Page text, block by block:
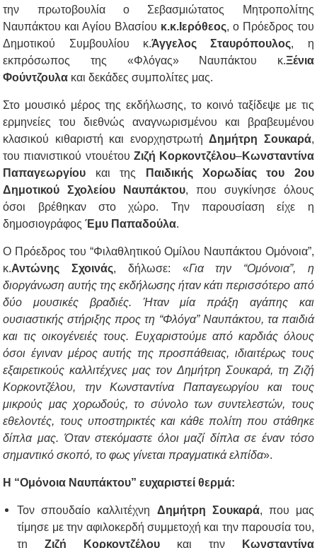
την πρωτοβουλία ο Σεβασμιώτατος Μητροπολίτης
Ναυπάκτου και Αγίου Βλασίου κ.κ.Ιερόθεος, ο Πρόεδρος του
Δημοτικού Συμβουλίου κ.Άγγελος Σταυρόπουλος, η
εκπρόσωπος της «Φλόγας» Ναυπάκτου κ.Ξένια
Φούντζουλα και δεκάδες συμπολίτες μας.
Στο μουσικό μέρος της εκδήλωσης, το κοινό ταξίδεψε με τις
ερμηνείες του διεθνώς αναγνωρισμένου και βραβευμένου
κλασικού κιθαριστή και ενορχηστρωτήΔημήτρη Σουκαρά,
του πιανιστικού ντουέτου Ζιζή Κορκοντζέλου–Κωνσταντίνα
Παπαγεωργίου και της
Παιδικής Χορωδίας του 2ου
Δημοτικού Σχολείου Ναυπάκτου, που συγκίνησε όλους
όσοι βρέθηκαν στο χώρο. Την παρουσίαση είχε η
δημοσιογράφοςΈμυ Παπαδούλα.
Ο Πρόεδρος του “Φιλαθλητικού Ομίλου Ναυπάκτου Ομόνοια”,
κ.Αντώνης Σχοινάς, δήλωσε: «Για την “Ομόνοια”, η
διοργάνωση αυτής της εκδήλωσης ήταν κάτι περισσότερο από
δύο μουσικές βραδιές. Ήταν μία πράξη αγάπης και
ουσιαστικής στήριξης προς τη “Φλόγα” Ναυπάκτου, τα παιδιά
και τις οικογένειές τους. Ευχαριστούμε από καρδιάς όλους
όσοι έγιναν μέρος αυτής της προσπάθειας, ιδιαιτέρως τους
εξαιρετικούς καλλιτέχνες μας τον Δημήτρη Σουκαρά, τη Ζιζή
Κορκοντζέλου, την Κωνσταντίνα Παπαγεωργίου και τους
μικρούς μας χορωδούς, το σύνολο των συντελεστών, τους
εθελοντές, τους υποστηρικτές και κάθε πολίτη που στάθηκε
δίπλα μας. Όταν στεκόμαστε όλοι μαζί δίπλα σε έναν τόσο
σημαντικό σκοπό, το φως γίνεται πραγματικά ελπίδα».
Η “Ομόνοια Ναυπάκτου” ευχαριστεί θερμά:
Τον σπουδαίο καλλιτέχνη Δημήτρη Σουκαρά, που μας
τίμησε με την αφιλοκερδή συμμετοχή και την παρουσία του,
τηΖιζή Κορκοντζέλου και την
Κωνσταντίνα